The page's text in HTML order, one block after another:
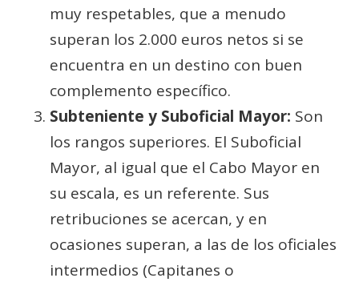
muy respetables, que a menudo
superan los 2.000 euros netos si se
encuentra en un destino con buen
complemento específico.
Subteniente y Suboficial Mayor: Son
los rangos superiores. El Suboficial
Mayor, al igual que el Cabo Mayor en
su escala, es un referente. Sus
retribuciones se acercan, y en
ocasiones superan, a las de los oficiales
intermedios (Capitanes o